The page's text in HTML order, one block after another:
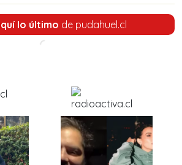
lo último de pudahuel.cl